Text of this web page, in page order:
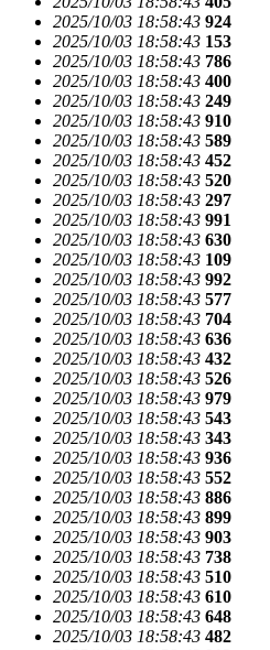
2025/10/03 18:58:43 924
2025/10/03 18:58:43 153
2025/10/03 18:58:43 786
2025/10/03 18:58:43 400
2025/10/03 18:58:43 249
2025/10/03 18:58:43 910
2025/10/03 18:58:43 589
2025/10/03 18:58:43 452
2025/10/03 18:58:43 520
2025/10/03 18:58:43 297
2025/10/03 18:58:43 991
2025/10/03 18:58:43 630
2025/10/03 18:58:43 109
2025/10/03 18:58:43 992
2025/10/03 18:58:43 577
2025/10/03 18:58:43 704
2025/10/03 18:58:43 636
2025/10/03 18:58:43 432
2025/10/03 18:58:43 526
2025/10/03 18:58:43 979
2025/10/03 18:58:43 543
2025/10/03 18:58:43 343
2025/10/03 18:58:43 936
2025/10/03 18:58:43 552
2025/10/03 18:58:43 886
2025/10/03 18:58:43 899
2025/10/03 18:58:43 903
2025/10/03 18:58:43 738
2025/10/03 18:58:43 510
2025/10/03 18:58:43 610
2025/10/03 18:58:43 648
2025/10/03 18:58:43 482